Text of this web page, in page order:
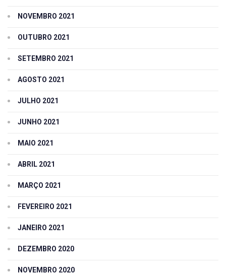
NOVEMBRO 2021
OUTUBRO 2021
SETEMBRO 2021
AGOSTO 2021
JULHO 2021
JUNHO 2021
MAIO 2021
ABRIL 2021
MARÇO 2021
FEVEREIRO 2021
JANEIRO 2021
DEZEMBRO 2020
NOVEMBRO 2020